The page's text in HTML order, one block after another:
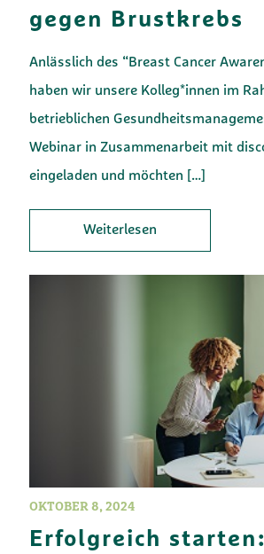
gegen Brustkrebs
Anlässlich des “Breast Cancer
haben wir unsere Kolleg*innen im
betrieblichen
Webinar in Zusammenarbeit mit
eingeladen und möchten […]
Weiterlesen
OKTOBER 8, 2024
Erfolgreich